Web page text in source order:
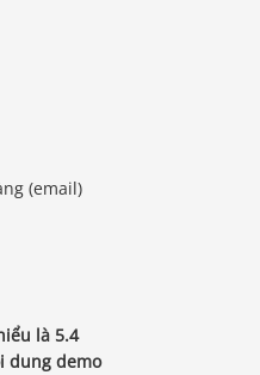
(email)
là 5.4
dung demo